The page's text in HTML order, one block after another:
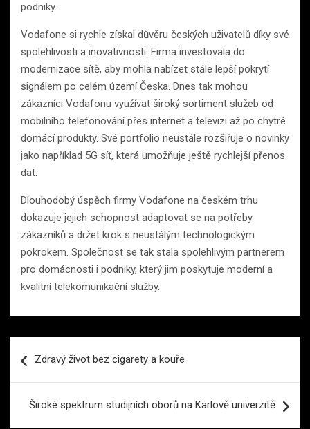
podniky.
Vodafone si rychle získal důvěru českých uživatelů díky své
spolehlivosti a inovativnosti. Firma investovala do
modernizace sítě, aby mohla nabízet stále lepší pokrytí
signálem po celém území Česka. Dnes tak mohou
zákazníci Vodafonu využívat široký sortiment služeb od
mobilního telefonování přes internet a televizi až po chytré
domácí produkty. Své portfolio neustále rozšiřuje o novinky
jako například 5G síť, která umožňuje ještě rychlejší přenos
dat.
Dlouhodobý úspěch firmy Vodafone na českém trhu
dokazuje jejich schopnost adaptovat se na potřeby
zákazníků a držet krok s neustálým technologickým
pokrokem. Společnost se tak stala spolehlivým partnerem
pro domácnosti i podniky, který jim poskytuje moderní a
kvalitní telekomunikační služby.
proZdravý život bez cigarety a kouře
Široké spektrum studijních oborů na Karlově univerzitě